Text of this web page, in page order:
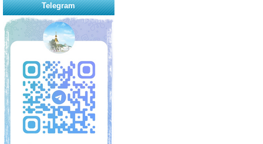
Telegram